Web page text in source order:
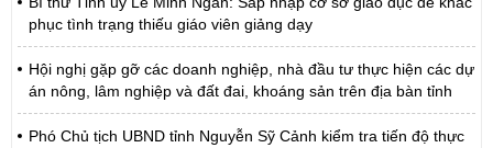
phục tình trạng thiếu giáo viên giảng dạy
Hội nghị gặp gỡ các doanh nghiệp, nhà đầu tư thực hiện các dự
án nông, lâm nghiệp và đất đai, khoáng sản trên địa bàn tỉnh
Phó Chủ tịch UBND tỉnh Nguyễn Sỹ Cảnh kiểm tra tiến độ thực